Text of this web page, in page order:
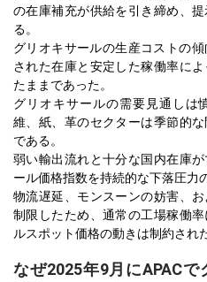
の在庫補充が供給を引き締め、
る。
グリオキサールの生産コストの
された在庫と安定した稼働率に
たままであった。
グリオキサールの需要見通しは
維、紙、革のセクターは季節的
である。
弱い輸出流れと十分な国内在庫
ール価格指数を持続的な下落圧力
物流遅延、モンスーンの妨害、
制限したため、通常の工場稼働
ルスポット価格の動きは制約され
なぜ2025年9月にAPAC